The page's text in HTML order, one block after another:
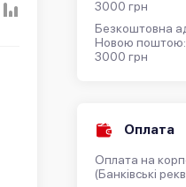
3000 грн
Безкоштовна
Новою поштою:
3000 грн
Оплата
Оплата на
(Банківські